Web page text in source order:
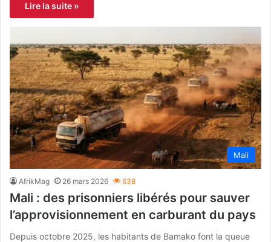
Lire la suite »
Mali
AfrikMag 26 mars 2026 638
Mali : des prisonniers libérés pour sauver
l’approvisionnement en carburant du pays
Depuis octobre 2025, les habitants de Bamako font la queue